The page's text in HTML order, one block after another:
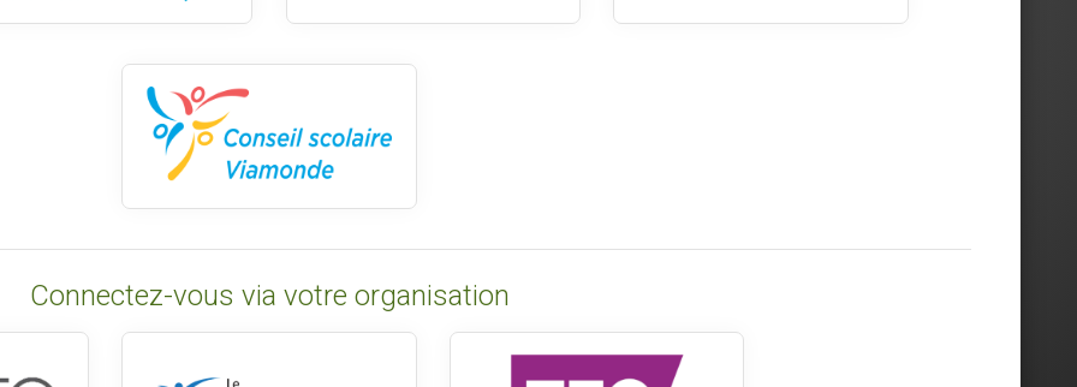
Connectez-vous via votre organisation